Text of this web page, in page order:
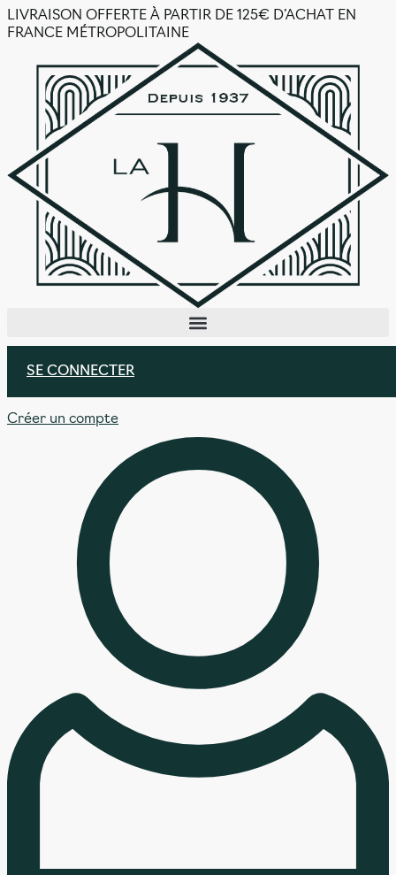
Aller
au
LIVRAISON OFFERTE À PARTIR DE 125€ D’ACHAT EN
FRANCE MÉTROPOLITAINE
SE CONNECTER
Créer un compte